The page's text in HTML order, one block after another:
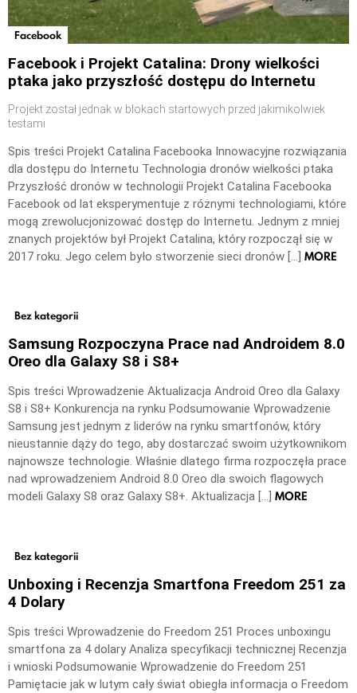
Facebook
Facebook i Projekt Catalina: Drony wielkości
ptaka jako przyszłość dostępu do Internetu
Projekt został jednak w blokach startowych przed jakimikolwiek
testami
Spis treści Projekt Catalina Facebooka Innowacyjne rozwiązania
dla dostępu do Internetu Technologia dronów wielkości ptaka
Przyszłość dronów w technologii Projekt Catalina Facebooka
Facebook od lat eksperymentuje z różnymi technologiami, które
mogą zrewolucjonizować dostęp do Internetu. Jednym z mniej
znanych projektów był Projekt Catalina, który rozpoczął się w
2017 roku. Jego celem było stworzenie sieci dronów […] MORE
Bez kategorii
Samsung Rozpoczyna Prace nad Androidem 8.0
Oreo dla Galaxy S8 i S8+
Spis treści Wprowadzenie Aktualizacja Android Oreo dla Galaxy
S8 i S8+ Konkurencja na rynku Podsumowanie Wprowadzenie
Samsung jest jednym z liderów na rynku smartfonów, który
nieustannie dąży do tego, aby dostarczać swoim użytkownikom
najnowsze technologie. Właśnie dlatego firma rozpoczęła prace
nad wprowadzeniem Android 8.0 Oreo dla swoich flagowych
modeli Galaxy S8 oraz Galaxy S8+. Aktualizacja […] MORE
Bez kategorii
Unboxing i Recenzja Smartfona Freedom 251 za
4 Dolary
Spis treści Wprowadzenie do Freedom 251 Proces unboxingu
smartfona za 4 dolary Analiza specyfikacji technicznej Recenzja
i wnioski Podsumowanie Wprowadzenie do Freedom 251
Pamiętacie jak w lutym cały świat obiegła informacja o Freedom